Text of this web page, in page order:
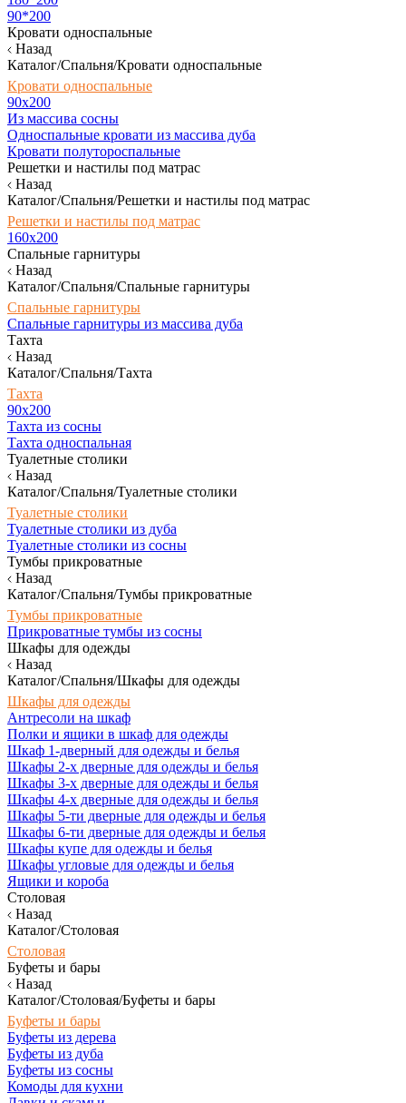
90*200
Кровати односпальные
Назад
Каталог/Спальня/Кровати односпальные
Кровати односпальные
90х200
Из массива сосны
Односпальные кровати из массива дуба
Кровати полутороспальные
Решетки и настилы под матрас
Назад
Каталог/Спальня/Решетки и настилы под матрас
Решетки и настилы под матрас
160х200
Спальные гарнитуры
Назад
Каталог/Спальня/Спальные гарнитуры
Спальные гарнитуры
Спальные гарнитуры из массива дуба
Тахта
Назад
Каталог/Спальня/Тахта
Тахта
90х200
Тахта из сосны
Тахта односпальная
Туалетные столики
Назад
Каталог/Спальня/Туалетные столики
Туалетные столики
Туалетные столики из дуба
Туалетные столики из сосны
Тумбы прикроватные
Назад
Каталог/Спальня/Тумбы прикроватные
Тумбы прикроватные
Прикроватные тумбы из сосны
Шкафы для одежды
Назад
Каталог/Спальня/Шкафы для одежды
Шкафы для одежды
Антресоли на шкаф
Полки и ящики в шкаф для одежды
Шкаф 1-дверный для одежды и белья
Шкафы 2-х дверные для одежды и белья
Шкафы 3-х дверные для одежды и белья
Шкафы 4-х дверные для одежды и белья
Шкафы 5-ти дверные для одежды и белья
Шкафы 6-ти дверные для одежды и белья
Шкафы купе для одежды и белья
Шкафы угловые для одежды и белья
Ящики и короба
Столовая
Назад
Каталог/Столовая
Столовая
Буфеты и бары
Назад
Каталог/Столовая/Буфеты и бары
Буфеты и бары
Буфеты из дерева
Буфеты из дуба
Буфеты из сосны
Комоды для кухни